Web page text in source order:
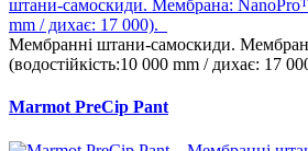
Мембранні штани-самоскиди.
(водостійкість:10 000 mm / дихає: 17
Marmot PreCip Pant